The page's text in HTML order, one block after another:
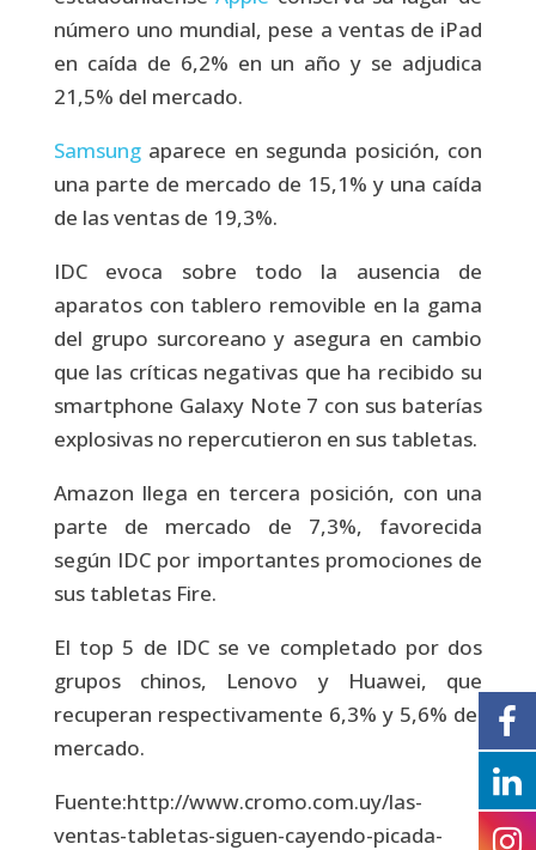
número uno mundial, pese a ventas de iPad
en caída de 6,2% en un año y se adjudica
21,5% del mercado.
Samsungaparece en segunda posición, con
una parte de mercado de 15,1% y una caída
de las ventas de 19,3%.
IDC evoca sobre todo la ausencia de
aparatos con tablero removible en la gama
del grupo surcoreano y asegura en cambio
que las críticas negativas que ha recibido su
smartphone Galaxy Note 7 con sus baterías
explosivas no repercutieron en sus tabletas.
Amazon llega en tercera posición, con una
parte de mercado de 7,3%, favorecida
según IDC por importantes promociones de
sus tabletas Fire.
El top 5 de IDC se ve completado por dos
grupos chinos, Lenovo y Huawei, que
recuperan respectivamente 6,3% y 5,6% del
mercado.
Fuente:http://www.cromo.com.uy/las-
ventas-tabletas-siguen-cayendo-picada-